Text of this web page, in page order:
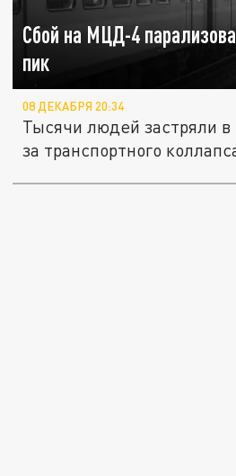
Сбой на МЦД-4
пик
08 ДЕКАБРЯ 20:34
Тысячи людей застряли
за транспортного